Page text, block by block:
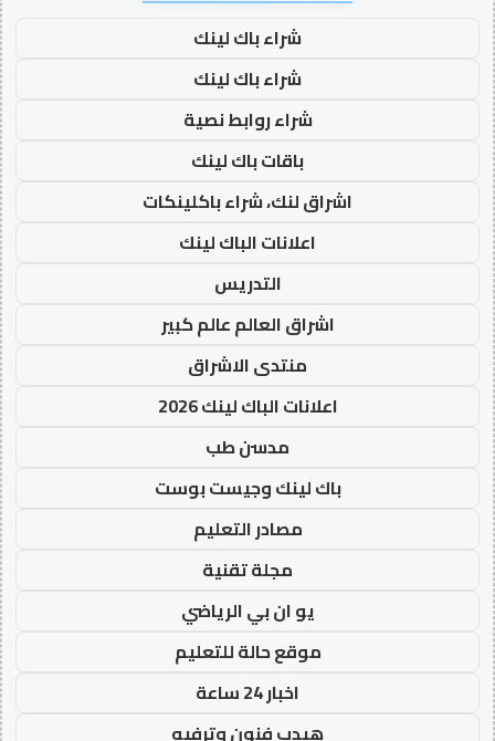
شراء باك لينك
شراء باك لينك
شراء روابط نصية
باقات باك لينك
اشراق لنك، شراء باكلينكات
اعلانات الباك لينك
التدريس
اشراق العالم عالم كبير
منتدى الاشراق
اعلانات الباك لينك 2026
مدسن طب
باك لينك وجيست بوست
مصادر التعليم
مجلة تقنية
يو ان بي الرياضي
موقع حالة للتعليم
اخبار 24 ساعة
هيدب فنون وترفيه